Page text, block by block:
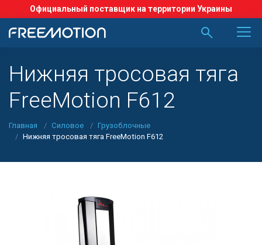
Официальный поставщик на территории Украины
Нижняя тросовая тяга
FreeMotion F612
Главная Силовое
Грузоблочные
Нижняя тросовая тяга FreeMotion F612